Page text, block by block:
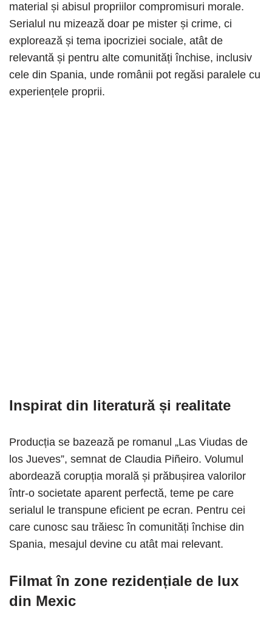
material și abisul propriilor compromisuri morale.
Serialul nu mizează doar pe mister și crime, ci
explorează și tema ipocriziei sociale, atât de
relevantă și pentru alte comunități închise, inclusiv
cele din Spania, unde românii pot regăsi paralele cu
experiențele proprii.
Inspirat din literatură și realitate
Producția se bazează pe romanul „Las Viudas de
los Jueves”, semnat de Claudia Piñeiro. Volumul
abordează corupția morală și prăbușirea valorilor
într-o societate aparent perfectă, teme pe care
serialul le transpune eficient pe ecran. Pentru cei
care cunosc sau trăiesc în comunități închise din
Spania, mesajul devine cu atât mai relevant.
Filmat în zone rezidențiale de lux
din Mexic